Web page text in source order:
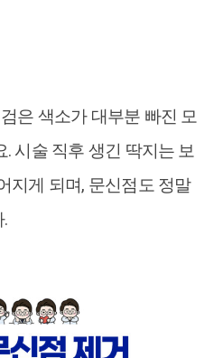
은 색소가 대부분 빠진 모
시술 직후 생긴 딱지는 보
지게 되며, 문신점도 정말